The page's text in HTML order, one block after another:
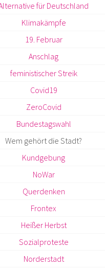
für Deutschland
Klimakämpfe
19. Februar
Anschlag
feministischer Streik
Covid19
ZeroCovid
Bundestagswahl
Wem gehört die Stadt?
Kundgebung
NoWar
Querdenken
Frontex
Heißer Herbst
Sozialproteste
Norderstadt